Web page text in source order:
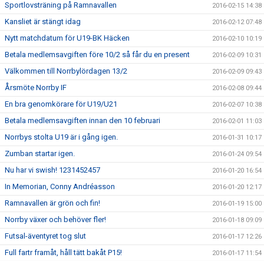
Sportlovsträning på Ramnavallen 2016-02-15 14:38
Kansliet är stängt idag 2016-02-12 07:48
Nytt matchdatum för U19-BK Häcken 2016-02-10 10:19
Betala medlemsavgiften före 10/2 så får du en present 2016-02-09 10:31
Välkommen till Norrbylördagen 13/2 2016-02-09 09:43
Årsmöte Norrby IF 2016-02-08 09:44
En bra genomkörare för U19/U21 2016-02-07 10:38
Betala medlemsavgiften innan den 10 februari 2016-02-01 11:03
Norrbys stolta U19 är i gång igen. 2016-01-31 10:17
Zumban startar igen. 2016-01-24 09:54
Nu har vi swish! 1231452457 2016-01-20 16:54
In Memorian, Conny Andréasson 2016-01-20 12:17
Ramnavallen är grön och fin! 2016-01-19 15:00
Norrby växer och behöver fler! 2016-01-18 09:09
Futsal-äventyret tog slut 2016-01-17 12:26
Full fartr framåt, håll tätt bakåt P15! 2016-01-17 11:54